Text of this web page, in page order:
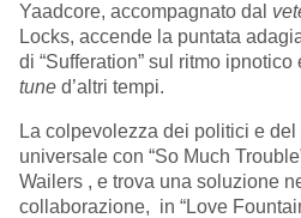
Yaadcore, accompagnato dal
Locks, accende la puntata
di “Sufferation” sul ritmo
tune d’altri tempi.
La colpevolezza dei politici e del
universale con “So Much
Wailers , e trova una soluzione
collaborazione, in “Love